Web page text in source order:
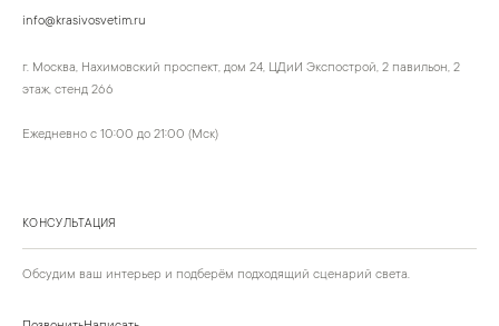
info@krasivosvetim.ru
г. Москва, Нахимовский проспект, дом 24, ЦДиИ Экспострой, 2 павильон, 2
этаж, стенд 266
Ежедневно с 10:00 до 21:00 (Мск)
КОНСУЛЬТАЦИЯ
Обсудим ваш интерьер и подберём подходящий сценарий света.